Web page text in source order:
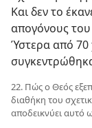
Και δεν το
απογόνους
Ύστερα από 70
22. Πώς ο Θεός
διαθήκη του
αποδεικνύει αυτό